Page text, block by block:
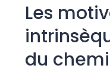
Les
du